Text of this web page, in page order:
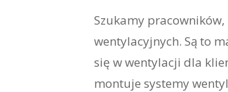
Szukamy
wentylacyjnych. Są to
się w wentylacji dla
montuje systemy